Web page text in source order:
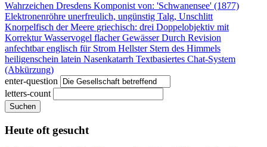
Wahrzeichen Dresdens Komponist von: 'Schwanensee' (1877)
Elektronenröhre unerfreulich, ungünstig Talg, Unschlitt
Knorpelfisch der Meere griechisch: drei Doppelobjektiv mit
KorrekturWasservogel flacher GewässerDurch Revision
anfechtbarenglisch für Strom Hellster Stern des Himmels
heiligenschein latein Nasenkatarrh Textbasiertes Chat-System
(Abkürzung)
enter-question
letters-count
Suchen
Heute oft gesucht